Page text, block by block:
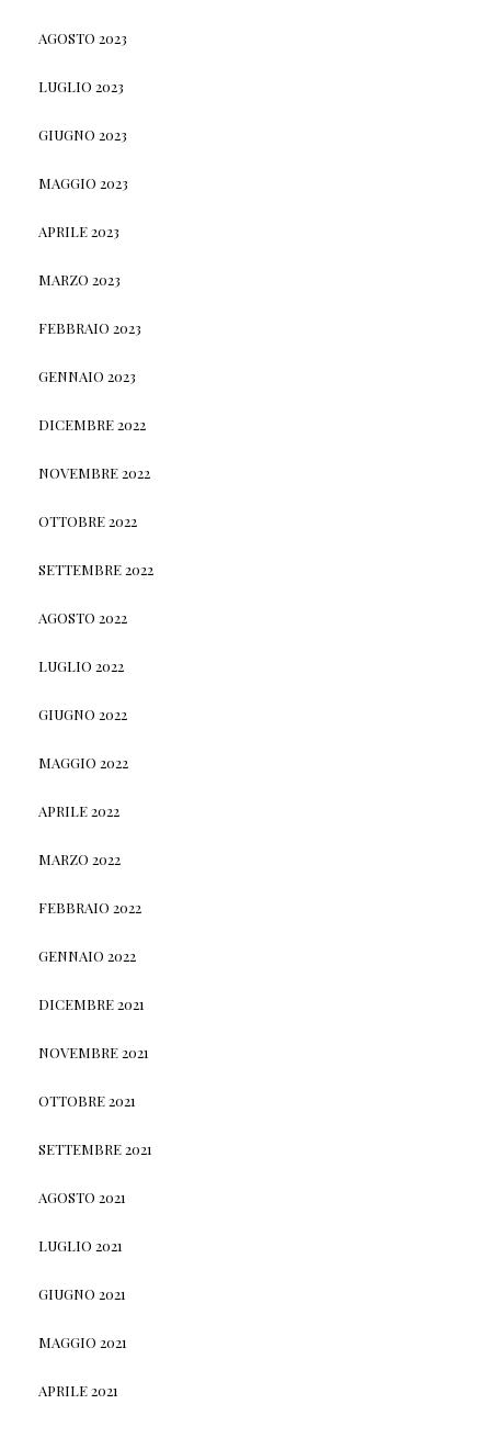
AGOSTO 2023
LUGLIO 2023
GIUGNO 2023
MAGGIO 2023
APRILE 2023
MARZO 2023
FEBBRAIO 2023
GENNAIO 2023
DICEMBRE 2022
NOVEMBRE 2022
OTTOBRE 2022
SETTEMBRE 2022
AGOSTO 2022
LUGLIO 2022
GIUGNO 2022
MAGGIO 2022
APRILE 2022
MARZO 2022
FEBBRAIO 2022
GENNAIO 2022
DICEMBRE 2021
NOVEMBRE 2021
OTTOBRE 2021
SETTEMBRE 2021
AGOSTO 2021
LUGLIO 2021
GIUGNO 2021
MAGGIO 2021
APRILE 2021